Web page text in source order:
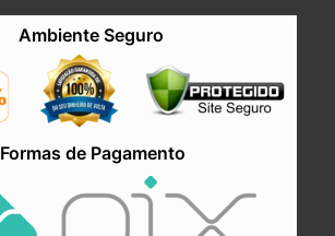
Ambiente Seguro
Formas de Pagamento